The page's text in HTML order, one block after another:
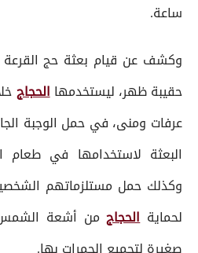
ساعة.
وكشف عن قيام بعثة حج القرعة
حقيبة ظهر، ليستخدمهاالحجاج
عرفات ومنى، في حمل الوجبة
البعثة لاستخدامها في
وكذلك حمل مستلزماتهم
لحمايةالحجاجمن أشعة